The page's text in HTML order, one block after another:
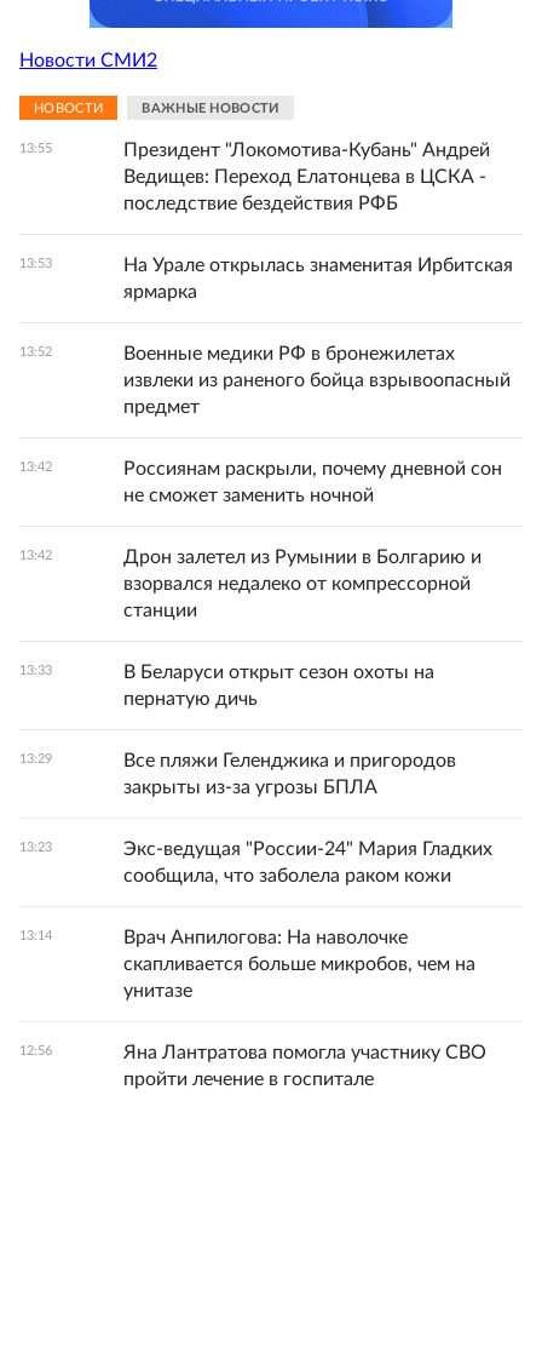
Новости СМИ2
НОВОСТИ ВАЖНЫЕ НОВОСТИ
13:55
Президент "Локомотива-Кубань" Андрей
Ведищев: Переход Елатонцева в ЦСКА -
последствие бездействия РФБ
13:53
На Урале открылась знаменитая Ирбитская
ярмарка
13:52
Военные медики РФ в бронежилетах
извлеки из раненого бойца взрывоопасный
предмет
13:42
Россиянам раскрыли, почему дневной сон
не сможет заменить ночной
13:42
Дрон залетел из Румынии в Болгарию и
взорвался недалеко от компрессорной
станции
13:33
В Беларуси открыт сезон охоты на
пернатую дичь
13:29
Все пляжи Геленджика и пригородов
закрыты из-за угрозы БПЛА
13:23
Экс-ведущая "России-24" Мария Гладких
сообщила, что заболела раком кожи
13:14
Врач Анпилогова: На наволочке
скапливается больше микробов, чем на
унитазе
12:56
Яна Лантратова помогла участнику СВО
пройти лечение в госпитале